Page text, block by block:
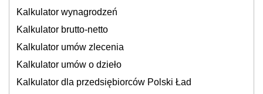
Kalkulator wynagrodzeń
Kalkulator brutto-netto
Kalkulator umów zlecenia
Kalkulator umów o dzieło
Kalkulator dla przedsiębiorców Polski Ład